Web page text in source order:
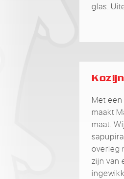
glas.
Met
maakt
maat.
overleg
zijn van